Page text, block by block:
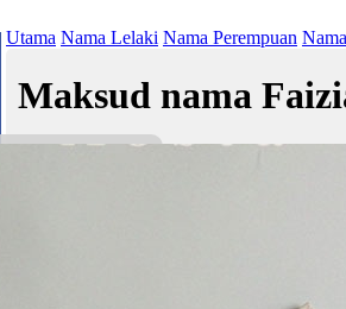
Utama Nama Lelaki Nama Perempuan
Maksud nama